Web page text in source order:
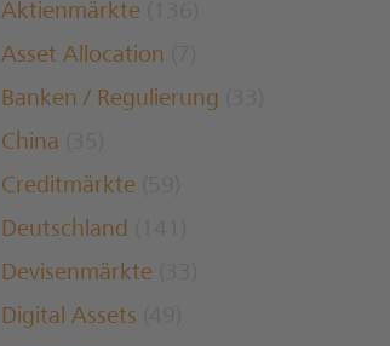
Aktienmärkte
Asset Allocation
Banken / Regulierung
China
Creditmärkte
Deutschland
Devisenmärkte
Digital Assets